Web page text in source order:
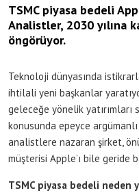
TSMC piyasa bedeli
Analistler, 2030 yılına
öngörüyor.
Teknoloji dünyasında
ihtilali yeni başkanlar
geleceğe yönelik yatırımları
konusunda epeyce
analistlere nazaran şirket,
müşterisi Apple’ı bile geride
TSMC piyasa bedeli neden